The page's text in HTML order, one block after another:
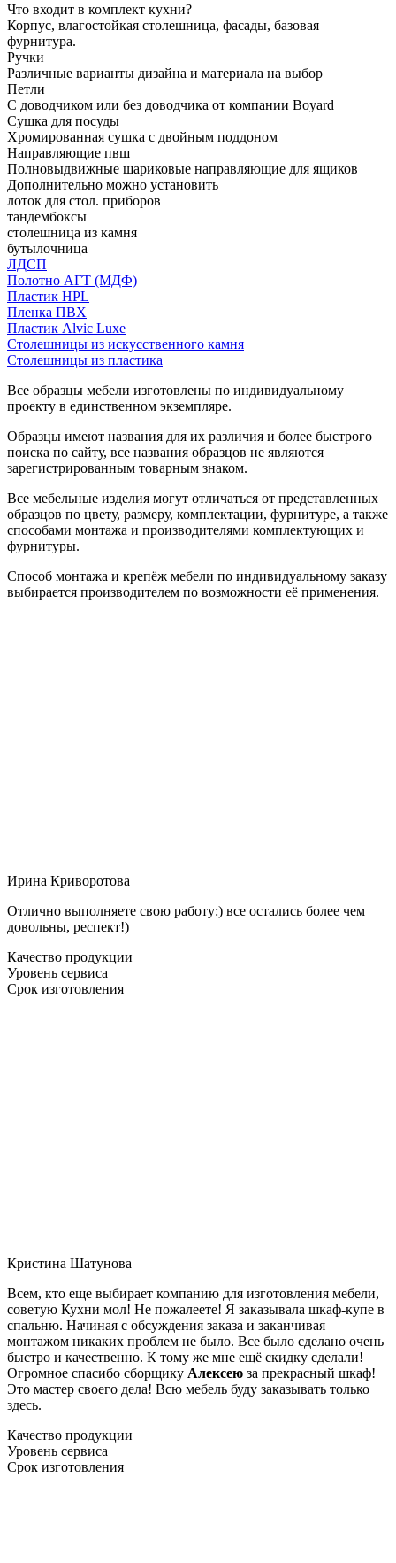
Что входит в комплект кухни?
Корпус, влагостойкая столешница, фасады, базовая
фурнитура.
Ручки
Различные варианты дизайна и материала на выбор
Петли
С доводчиком или без доводчика от компании Boyard
Сушка для посуды
Хромированная сушка с двойным поддоном
Направляющие пвш
Полновыдвижные шариковые направляющие для ящиков
Дополнительно можно установить
лоток для стол. приборов
тандембоксы
столешница из камня
бутылочница
ЛДСП
Полотно АГТ (МДФ)
Пластик HPL
Пленка ПВХ
Пластик Alvic Luxe
Столешницы из искусственного камня
Столешницы из пластика
Все образцы мебели изготовлены по индивидуальному
проекту в единственном экземпляре.
Образцы имеют названия для их различия и более быстрого
поиска по сайту, все названия образцов не являются
зарегистрированным товарным знаком.
Все мебельные изделия могут отличаться от представленных
образцов по цвету, размеру, комплектации, фурнитуре, а также
способами монтажа и производителями комплектующих и
фурнитуры.
Способ монтажа и крепёж мебели по индивидуальному заказу
выбирается производителем по возможности её применения.
Ирина Криворотова
Отлично выполняете свою работу:) все остались более чем
довольны, респект!)
Качество продукции
Уровень сервиса
Срок изготовления
Кристина Шатунова
Всем, кто еще выбирает компанию для изготовления мебели,
советую Кухни мол! Не пожалеете! Я заказывала шкаф-купе в
спальню. Начиная с обсуждения заказа и заканчивая
монтажом никаких проблем не было. Все было сделано очень
быстро и качественно. К тому же мне ещё скидку сделали!
Огромное спасибо сборщику Алексею за прекрасный шкаф!
Это мастер своего дела! Всю мебель буду заказывать только
здесь.
Качество продукции
Уровень сервиса
Срок изготовления